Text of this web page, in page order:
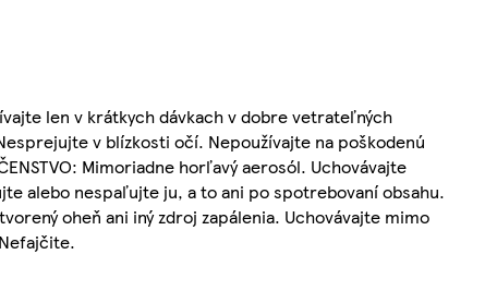
len v krátkych dávkach v dobre vetrateľných
v blízkosti očí. Nepoužívajte na poškodenú
Mimoriadne horľavý aerosól. Uchovávajte
alebo nespaľujte ju, a to ani po spotrebovaní obsahu.
oheň ani iný zdroj zapálenia. Uchovávajte mimo